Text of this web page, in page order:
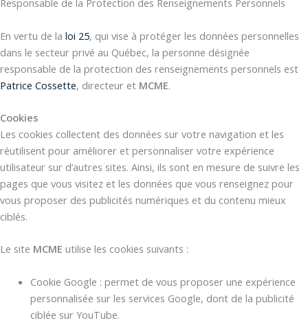
Responsable de la Protection des Renseignements Personnels
En vertu de la loi 25, qui vise à protéger les données personnelles
dans le secteur privé au Québec, la personne désignée
responsable de la protection des renseignements personnels est
Patrice Cossette, directeur et MCME.
Cookies
Les cookies collectent des données sur votre navigation et les
réutilisent pour améliorer et personnaliser votre expérience
utilisateur sur d’autres sites. Ainsi, ils sont en mesure de suivre les
pages que vous visitez et les données que vous renseignez pour
vous proposer des publicités numériques et du contenu mieux
ciblés.
Le site MCME utilise les cookies suivants :
Cookie Google : permet de vous proposer une expérience
personnalisée sur les services Google, dont de la publicité
ciblée sur YouTube.